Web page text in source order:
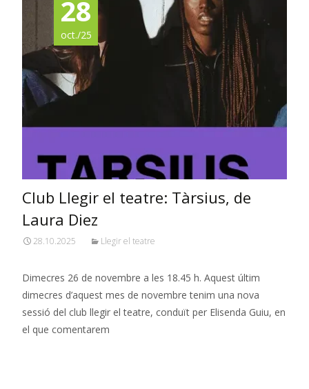
28
oct./25
Club Llegir el teatre: Tàrsius, de
Laura Diez
28.10.2025 Llegir el teatre
Dimecres 26 de novembre a les 18.45 h. Aquest últim
dimecres d’aquest mes de novembre tenim una nova
sessió del club llegir el teatre, conduït per Elisenda Guiu, en
el que comentarem